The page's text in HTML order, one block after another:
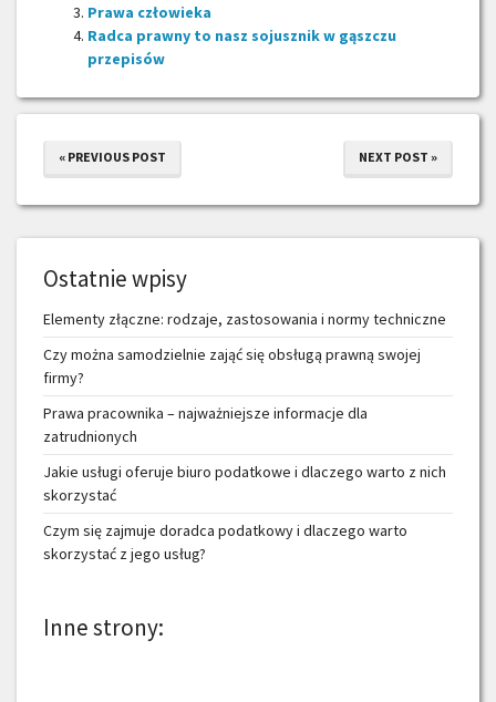
Prawa człowieka
Radca prawny to nasz sojusznik w gąszczu
przepisów
« PREVIOUS POST NEXT POST »
Ostatnie wpisy
Elementy złączne: rodzaje, zastosowania i normy techniczne
Czy można samodzielnie zająć się obsługą prawną swojej
firmy?
Prawa pracownika – najważniejsze informacje dla
zatrudnionych
Jakie usługi oferuje biuro podatkowe i dlaczego warto z nich
skorzystać
Czym się zajmuje doradca podatkowy i dlaczego warto
skorzystać z jego usług?
Inne strony: